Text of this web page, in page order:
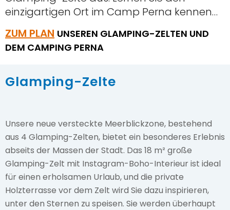
einzigartigen Ort im Camp Perna kennen…
ZUM PLAN UNSEREN GLAMPING-ZELTEN UND
DEM CAMPING PERNA
Glamping-Zelte
Unsere neue versteckte Meerblickzone, bestehend
aus 4 Glamping-Zelten, bietet ein besonderes Erlebnis
abseits der Massen der Stadt. Das 18 m² große
Glamping-Zelt mit Instagram-Boho-Interieur ist ideal
für einen erholsamen Urlaub, und die private
Holzterrasse vor dem Zelt wird Sie dazu inspirieren,
unter den Sternen zu speisen. Sie werden überhaupt